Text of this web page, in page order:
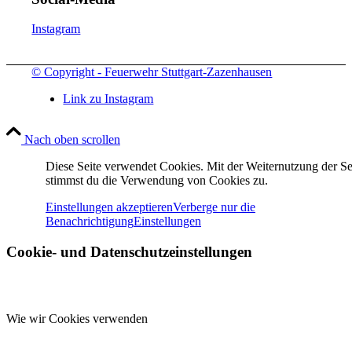
Instagram
© Copyright - Feuerwehr Stuttgart-Zazenhausen
Link zu Instagram
Nach oben scrollen
Diese Seite verwendet Cookies. Mit der Weiternutzung der
stimmst du die Verwendung von Cookies zu.
Einstellungen akzeptierenVerberge nur die
BenachrichtigungEinstellungen
Cookie- und Datenschutzeinstellungen
Wie wir Cookies verwenden